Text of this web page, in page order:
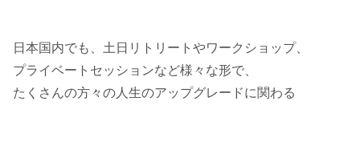
日本国内でも、土日リトリートやワークショップ、
プライベートセッションなど様々な形で、
たくさんの方々の人生のアップグレードに関わる